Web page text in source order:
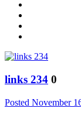
links 234 0
Posted November